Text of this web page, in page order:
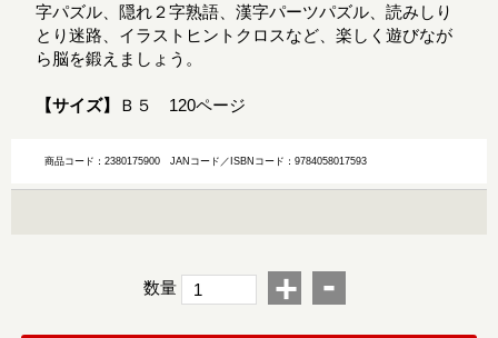
字パズル、隠れ２字熟語、漢字パーツパズル、読みしり
とり迷路、イラストヒントクロスなど、楽しく遊びなが
ら脳を鍛えましょう。
【サイズ】 Ｂ５ 120ページ
商品コード：2380175900JANコード／ISBNコード：9784058017593
数量 + -